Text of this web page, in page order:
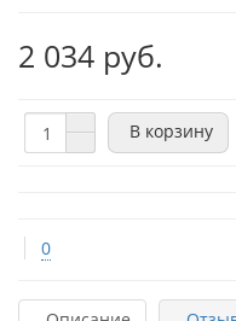
2 034 руб.
В корзину
0